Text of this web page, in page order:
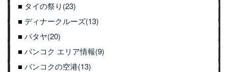
タイの祭り(23)
ディナークルーズ(13)
パタヤ(20)
バンコク エリア情報(9)
バンコクの空港(13)